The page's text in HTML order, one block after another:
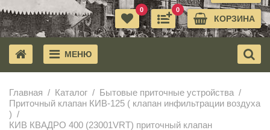
КОРЗИНА
0
0
МЕНЮ
Главная Каталог
Бытовые приточные устройства
Приточный клапан КИВ-125 ( клапан инфильтрации воздуха
)
КИВ КВАДРО 400 (23001VRT) приточный клапан